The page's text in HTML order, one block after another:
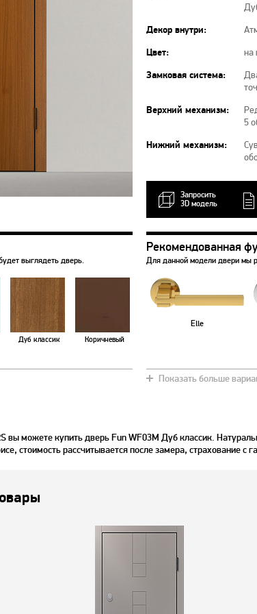
Декор внутри:
Цвет: на
Замковая система:
Верхний механизм:
5
Нижний механизм:
Запросить
3D модель
выглядеть дверь.
Дуб классик Коричневый
Дуб сахара
Рекомендованная
Для данной модели двери мы
Elle
Показать больше
вы можете купить дверь Fun WF03M Дуб классик.
стоимость рассчитывается после замера, страхование с